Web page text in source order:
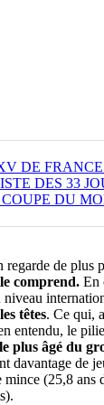
DE
DES 33
DU
de plus
comprend. En
niveau
têtes. Ce qui,
entendu, le
plus âgé du
davantage de
mince (25,8 ans